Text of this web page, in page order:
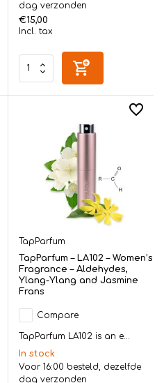
dag verzonden
€15,00
Incl. tax
TapParfum
TapParfum – LA102 – Women’s
Fragrance – Aldehydes,
Ylang-Ylang and Jasmine
Frans
Compare
TapParfum LA102 is an e...
In stock
Voor 16:00 besteld, dezelfde
dag verzonden